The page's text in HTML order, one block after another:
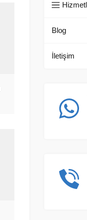
Blog
İletişim